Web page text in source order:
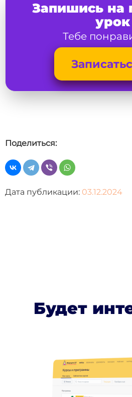
Запишись на
урок
Тебе
Поделиться:
Дата публикации: 03.12.2024
Будет